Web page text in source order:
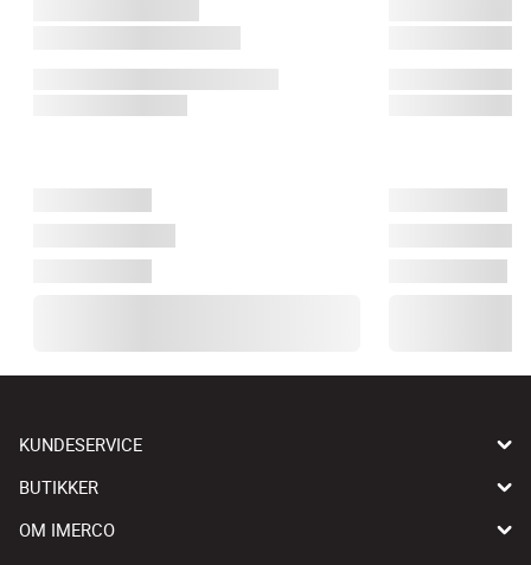
KUNDESERVICE
BUTIKKER
OM IMERCO